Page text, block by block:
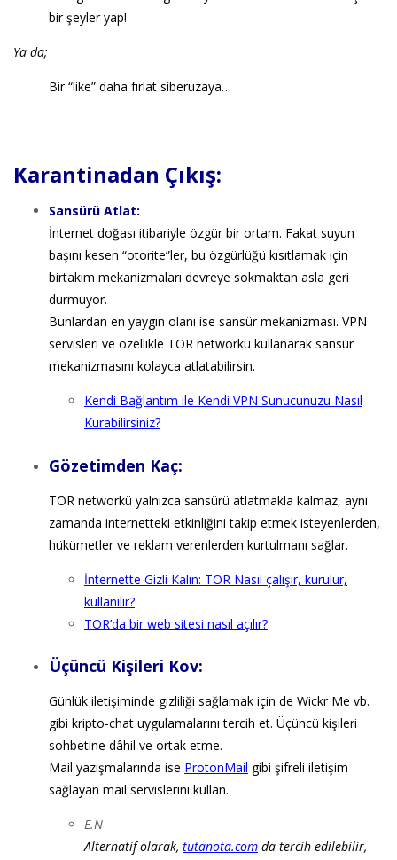
bir şeyler yap!
Ya da;
Bir “like” daha fırlat siberuzaya…
Karantinadan Çıkış:
Sansürü Atlat:
İnternet doğası itibariyle özgür bir ortam. Fakat suyun
başını kesen “otorite”ler, bu özgürlüğü kısıtlamak için
birtakım mekanizmaları devreye sokmaktan asla geri
durmuyor.
Bunlardan en yaygın olanı ise sansür mekanizması. VPN
servisleri ve özellikle TOR networkü kullanarak sansür
mekanizmasını kolayca atlatabilirsin.
Kendi Bağlantım ile Kendi VPN Sunucunuzu Nasıl
Kurabilirsiniz?
Gözetimden Kaç:
TOR networkü yalnızca sansürü atlatmakla kalmaz, aynı
zamanda internetteki etkinliğini takip etmek isteyenlerden,
hükümetler ve reklam verenlerden kurtulmanı sağlar.
İnternette Gizli Kalın: TOR Nasıl çalışır, kurulur,
kullanılır?
TOR’da bir web sitesi nasıl açılır?
Üçüncü Kişileri Kov:
Günlük iletişiminde gizliliği sağlamak için de Wickr Me vb.
gibi kripto-chat uygulamalarını tercih et. Üçüncü kişileri
sohbetine dâhil ve ortak etme.
Mail yazışmalarında ise ProtonMail gibi şifreli iletişim
sağlayan mail servislerini kullan.
E.N
Alternatif olarak, tutanota.com da tercih edilebilir,